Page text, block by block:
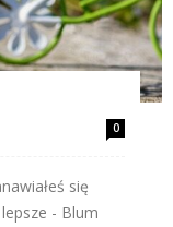
0
się
- Blum